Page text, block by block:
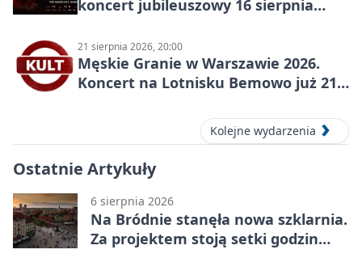
koncert jubileuszowy 16 sierpnia
21 sierpnia 2026, 20:00
Męskie Granie w Warszawie 2026.
Koncert na Lotnisku Bemowo już 21
Kolejne wydarzenia
Ostatnie Artykuły
6 sierpnia 2026
Na Bródnie stanęła nowa szklarnia.
Za projektem stoją setki godzin